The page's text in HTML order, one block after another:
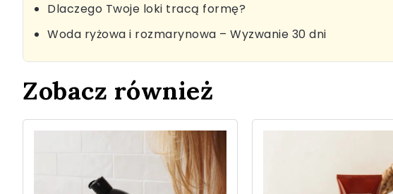
Dlaczego Twoje loki tracą formę?
Woda ryżowa i rozmarynowa – Wyzwanie 30 dni
Zobacz również